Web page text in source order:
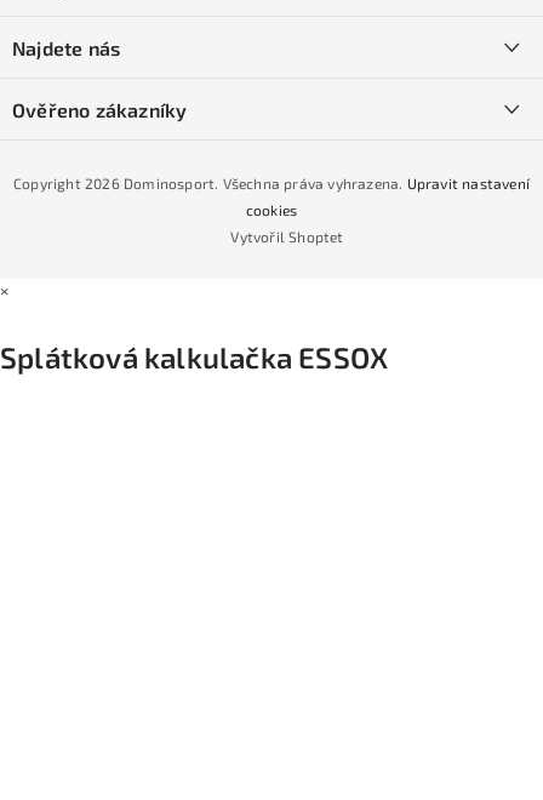
Obchodní podmínky
Podmínky GDPR
Podmínky nákupu na splátky ESSOX
Naše prodejna
Najdete nás
Ověřeno zákazníky
Vytvořil Shoptet
Copyright 2026 Dominosport. Všechna práva vyhrazena. Upravit nastavení
cookies
×
Splátková kalkulačka ESSOX